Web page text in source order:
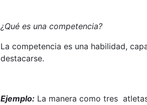
¿Qué es una competencia?
La competencia es una habilidad,
destacarse.
Ejemplo:La manera como tres